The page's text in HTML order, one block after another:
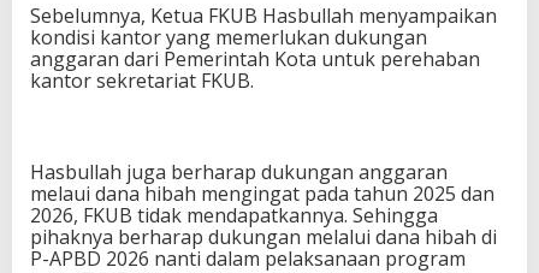
Sebelumnya, Ketua FKUB Hasbullah menyampaikan
kondisi kantor yang memerlukan dukungan
anggaran dari Pemerintah Kota untuk perehaban
kantor sekretariat FKUB.
Hasbullah juga berharap dukungan anggaran
melaui dana hibah mengingat pada tahun 2025 dan
2026, FKUB tidak mendapatkannya. Sehingga
pihaknya berharap dukungan melalui dana hibah di
P-APBD 2026 nanti dalam pelaksanaan program